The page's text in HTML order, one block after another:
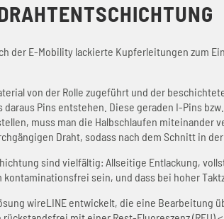
der E-Mobility lackierte Kupferleitungen zum
von der Rolle zugeführt und der
Pins entstehen. Diese geraden I-Pins
muss man die Halbschlaufen
Draht, sodass nach dem Schnitt in
sind vielfältig: Allseitige Entlackung,
sein, und dass bei hoher
wireLINE entwickelt, die eine Bearbeitung